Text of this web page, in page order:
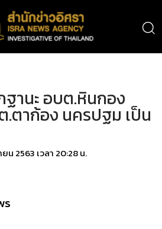
านะ อบต.หินกอง
.ตาก้อง นครปฐม เป็น
น 2563 เวลา 20:28 น.